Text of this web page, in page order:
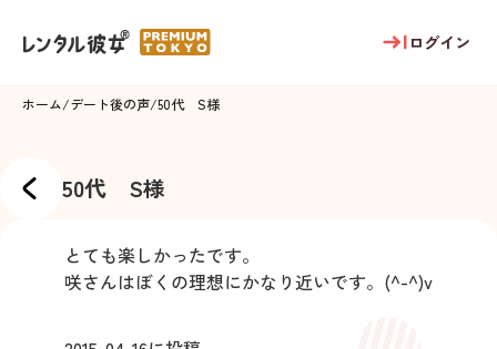
ログイン
ホーム/デート後の声/50代 S様
50代 S様
とても楽しかったです。
咲さんはぼくの理想にかなり近いです。(^-^)v